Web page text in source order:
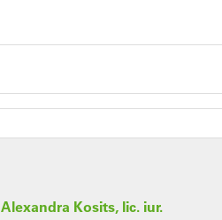
Alexandra Kosits, lic. iur.